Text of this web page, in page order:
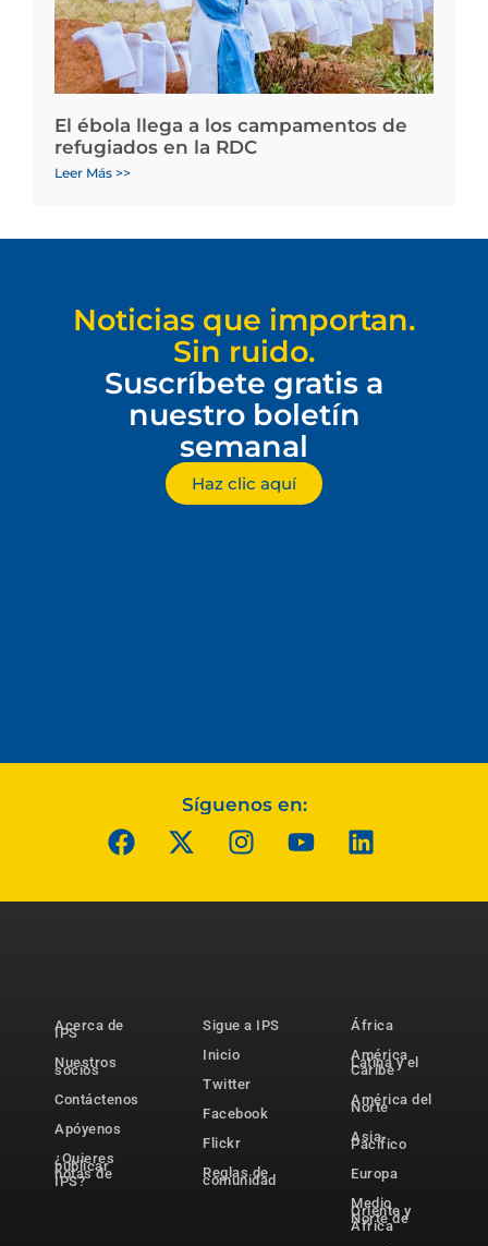
El ébola llega a los campamentos de
refugiados en la RDC
Leer Más >>
Noticias que importan.
Sin ruido.
Suscríbete gratis a
nuestro boletín
semanal
Haz clic aquí
Síguenos en:
Acerca de
IPS
Nuestros
socios
Contáctenos
Apóyenos
¿Quieres
publicar
notas de
IPS?
Sigue a IPS
Inicio
Twitter
Facebook
Flickr
Reglas de
comunidad
África
América
Latina y el
Caribe
América del
Norte
Asia-
Pacífico
Europa
Medio
Oriente y
Norte de
África